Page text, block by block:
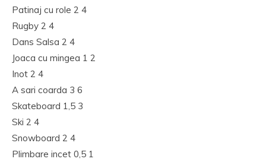
Patinaj cu role 2 4
Rugby 2 4
Dans Salsa 2 4
Joaca cu mingea 1 2
Inot 2 4
A sari coarda 3 6
Skateboard 1,5 3
Ski 2 4
Snowboard 2 4
Plimbare incet 0,5 1